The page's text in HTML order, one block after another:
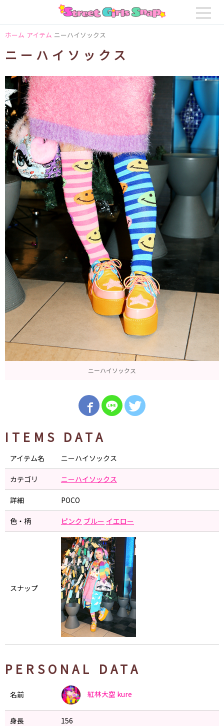
ホーム アイテム ニーハイソックス
ニーハイソックス
ニーハイソックス
ITEMS DATA
アイテム名 ニーハイソックス
カテゴリ ニーハイソックス
詳細 POCO
色・柄 ピンク ブルー イエロー
スナップ
PERSONAL DATA
名前 紅林大空 kure
身長 156